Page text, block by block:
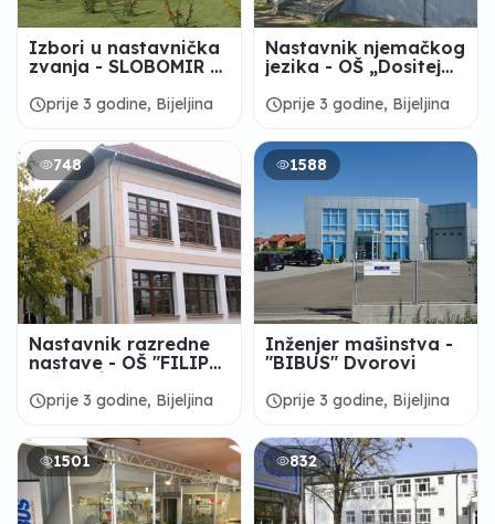
Izbori u nastavnička
zvanja - SLOBOMIR P
scheduleprije 3 godine, Bijeljina
Nastavnik njemačkog
jezika - OŠ „Dositej
Polje
scheduleprije 3 godine, Bijeljina
748
Nastavnik razredne
nastave - OŠ "FILIP
Trnova
scheduleprije 3 godine, Bijeljina
1588
Inženjer mašinstva -
"BIBUS" Dvorovi
scheduleprije 3 godine, Bijeljina
1501 832